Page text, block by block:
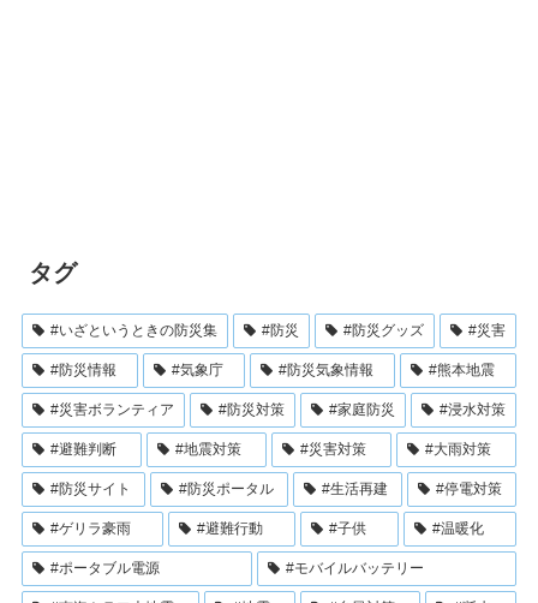
タグ
#いざというときの防災集 #防災 #防災グッズ #災害
#防災情報 #気象庁 #防災気象情報 #熊本地震
#災害ボランティア #防災対策 #家庭防災 #浸水対策
#避難判断 #地震対策 #災害対策 #大雨対策
#防災サイト #防災ポータル #生活再建 #停電対策
#ゲリラ豪雨 #避難行動 #子供 #温暖化
#ポータブル電源 #モバイルバッテリー